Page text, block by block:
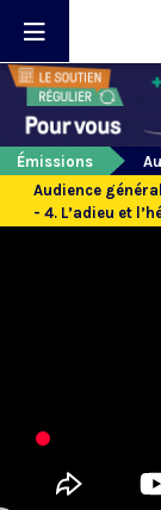
Émissions
Audience
- 4. L’adieu et